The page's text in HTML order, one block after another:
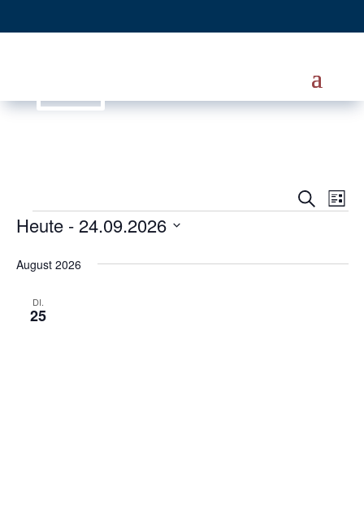
und
Suche
Liste
Veranstaltungen
Heute - 24.09.2026
wählen.
August 2026
DI.
25